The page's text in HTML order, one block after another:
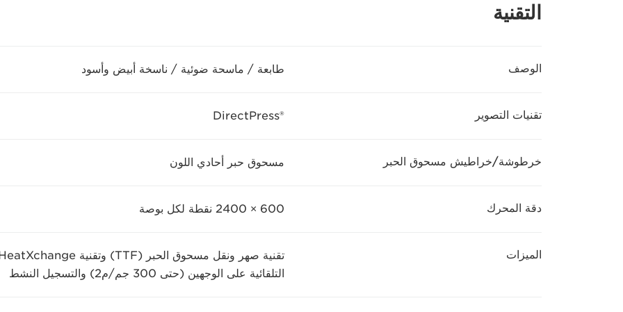
التقنية
الوصف طابعة / ماسحة ضوئية / ناسخة أبيض وأسود
تقنيات التصوير DirectPress®‎
خرطوشة/خراطيش مسحوق الحبر مسحوق حبر أحادي اللون
دقة المحرك 600 × 2400 نقطة لكل بوصة
الميزات
التلقائية على الوجهين (حتى 300 جم/م2) والتسجيل النشط